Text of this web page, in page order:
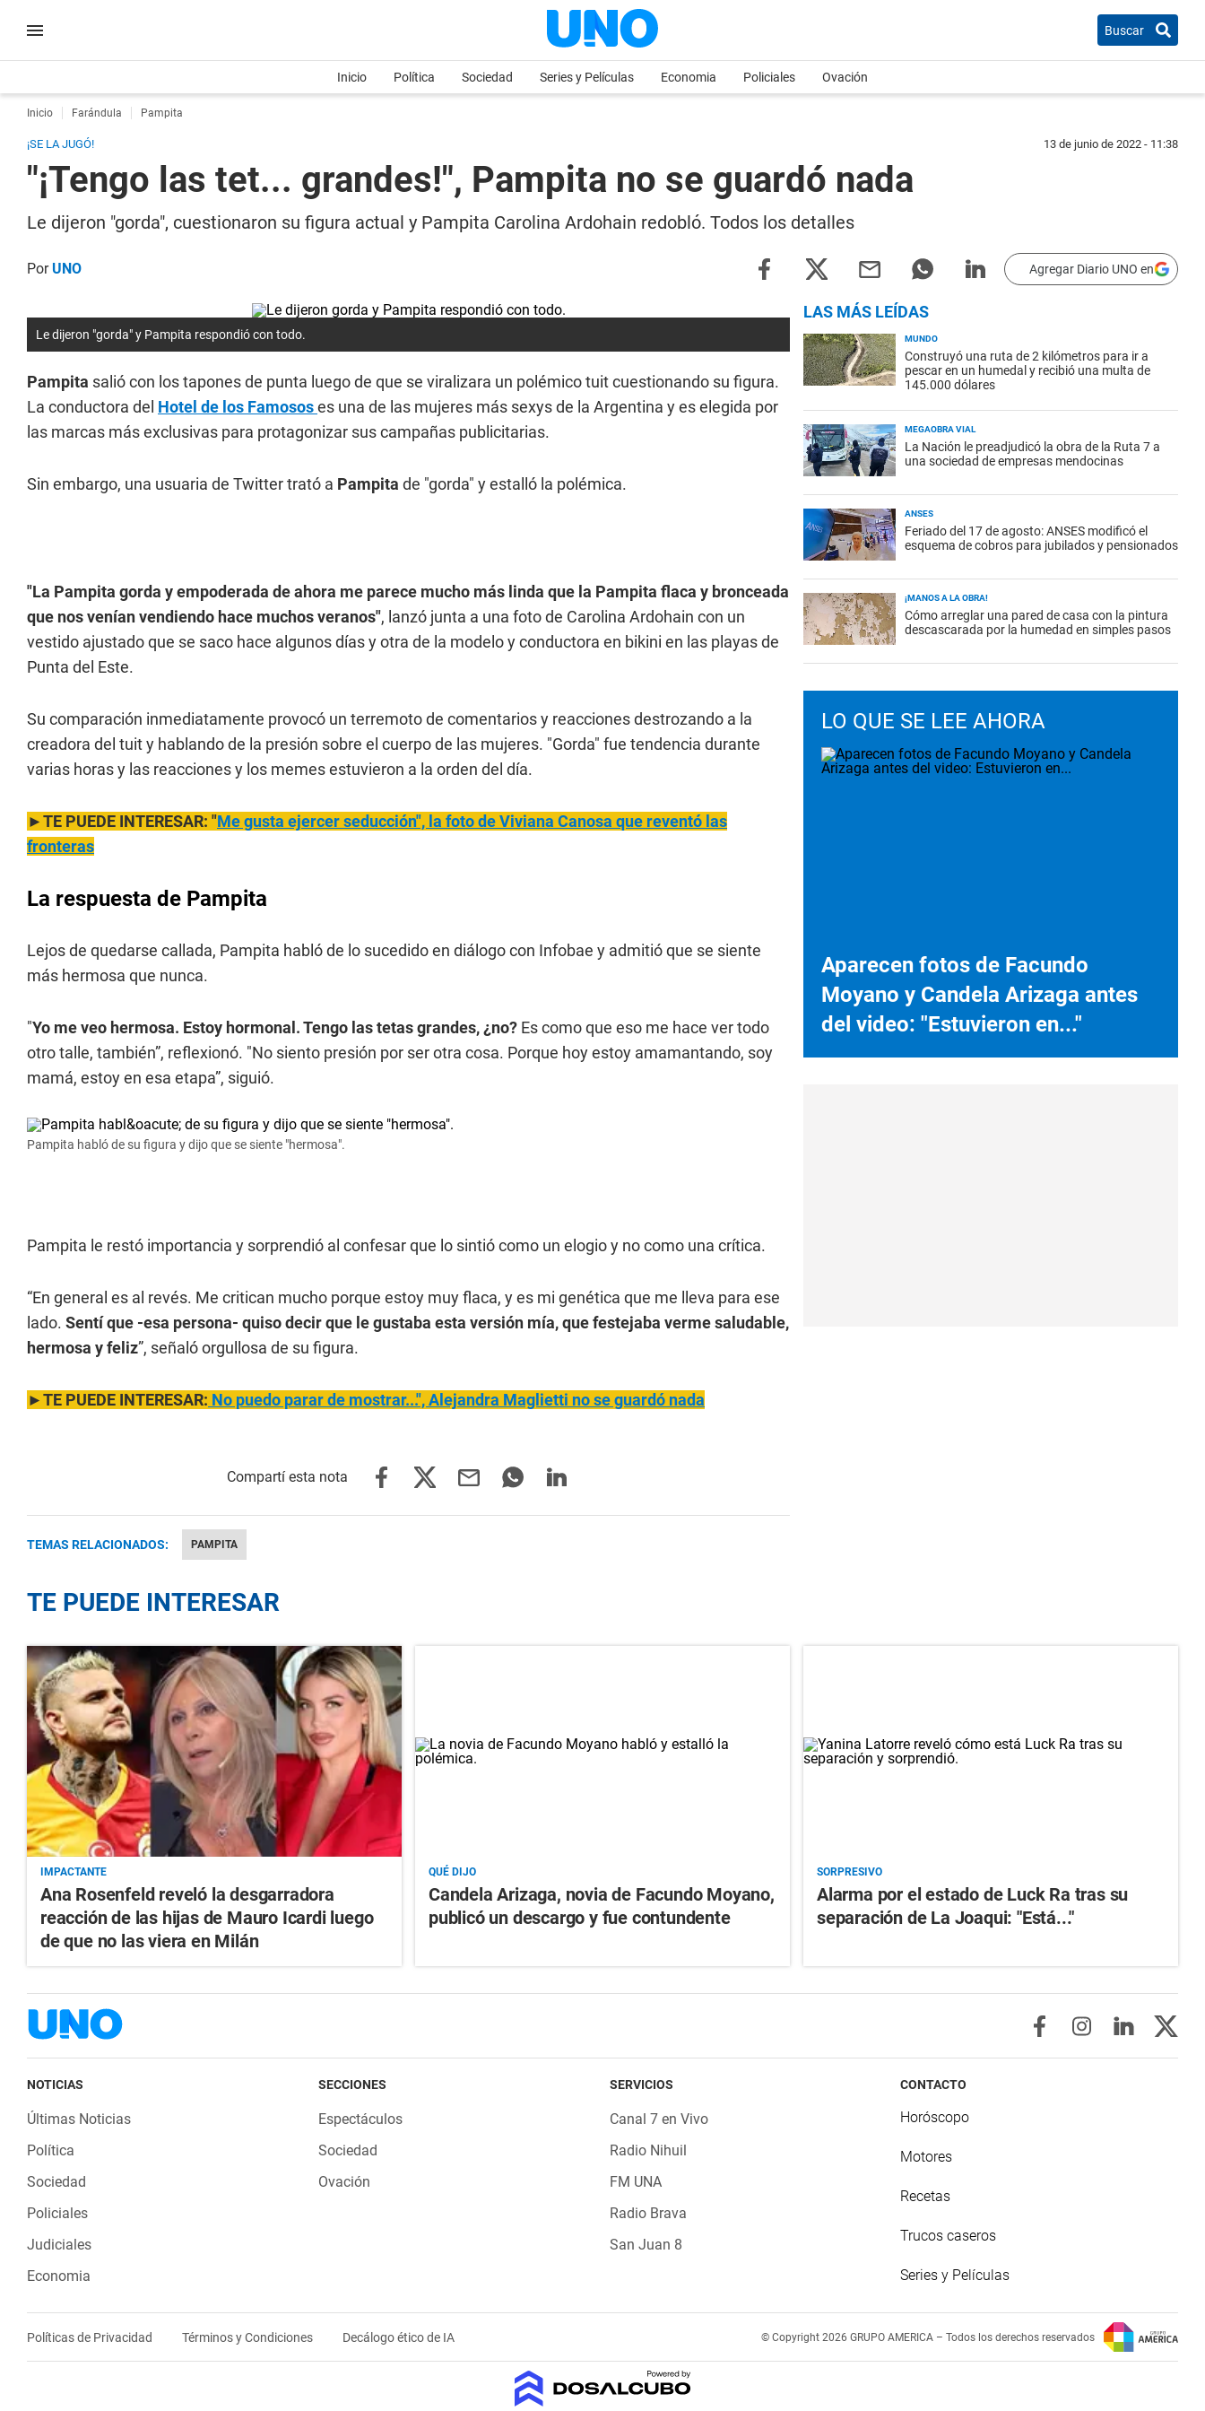
Buscar
Inicio Política Sociedad Series y Películas Economia Policiales Ovación
Inicio Farándula Pampita
¡SE LA JUGÓ! 13 de junio de 2022 - 11:38
"¡Tengo las tet... grandes!", Pampita no se guardó nada
Le dijeron "gorda", cuestionaron su figura actual y Pampita Carolina Ardohain redobló. Todos los detalles
PorUNO Agregar Diario UNO en
Le dijeron "gorda" y Pampita respondió con todo.
Pampita salió con los tapones de punta luego de que se viralizara un polémico tuit cuestionando su figura.
La conductora del Hotel de los Famososes una de las mujeres más sexys de la Argentina y es elegida por
las marcas más exclusivas para protagonizar sus campañas publicitarias.
Sin embargo, una usuaria de Twitter trató a Pampita de "gorda" y estalló la polémica.
"La Pampita gorda y empoderada de ahora me parece mucho más linda que la Pampita flaca y bronceada
que nos venían vendiendo hace muchos veranos", lanzó junta a una foto de Carolina Ardohain con un
vestido ajustado que se saco hace algunos días y otra de la modelo y conductora en bikini en las playas de
Punta del Este.
Su comparación inmediatamente provocó un terremoto de comentarios y reacciones destrozando a la
creadora del tuit y hablando de la presión sobre el cuerpo de las mujeres. "Gorda" fue tendencia durante
varias horas y las reacciones y los memes estuvieron a la orden del día.
►TE PUEDE INTERESAR: "Me gusta ejercer seducción", la foto de Viviana Canosa que reventó las
fronteras
La respuesta de Pampita
Lejos de quedarse callada, Pampita habló de lo sucedido en diálogo con Infobae y admitió que se siente
más hermosa que nunca.
"Yo me veo hermosa. Estoy hormonal. Tengo las tetas grandes, ¿no? Es como que eso me hace ver todo
otro talle, también”, reflexionó. "No siento presión por ser otra cosa. Porque hoy estoy amamantando, soy
mamá, estoy en esa etapa”, siguió.
Pampita habló de su figura y dijo que se siente "hermosa".
Pampita le restó importancia y sorprendió al confesar que lo sintió como un elogio y no como una crítica.
“En general es al revés. Me critican mucho porque estoy muy flaca, y es mi genética que me lleva para ese
lado. Sentí que -esa persona- quiso decir que le gustaba esta versión mía, que festejaba verme saludable,
hermosa y feliz”, señaló orgullosa de su figura.
►TE PUEDE INTERESAR: No puedo parar de mostrar...", Alejandra Maglietti no se guardó nada
TEMAS RELACIONADOS: PAMPITA
LAS MÁS LEÍDAS
MUNDO
Construyó una ruta de 2 kilómetros para ir a
pescar en un humedal y recibió una multa de
145.000 dólares
MEGAOBRA VIAL
La Nación le preadjudicó la obra de la Ruta 7 a
una sociedad de empresas mendocinas
ANSES
Feriado del 17 de agosto: ANSES modificó el
esquema de cobros para jubilados y pensionados
¡MANOS A LA OBRA!
Cómo arreglar una pared de casa con la pintura
descascarada por la humedad en simples pasos
LO QUE SE LEE AHORA
Aparecen fotos de Facundo
Moyano y Candela Arizaga antes
del video: "Estuvieron en..."
TE PUEDE INTERESAR
IMPACTANTE
Ana Rosenfeld reveló la desgarradora
reacción de las hijas de Mauro Icardi luego
de que no las viera en Milán
QUÉ DIJO
Candela Arizaga, novia de Facundo Moyano,
publicó un descargo y fue contundente
SORPRESIVO
Alarma por el estado de Luck Ra tras su
separación de La Joaqui: "Está..."
NOTICIAS
Últimas Noticias
Política
Sociedad
Policiales
Judiciales
Economia
SECCIONES
Espectáculos
Sociedad
Ovación
SERVICIOS
Canal 7 en Vivo
Radio Nihuil
FM UNA
Radio Brava
San Juan 8
CONTACTO
Horóscopo
Motores
Recetas
Trucos caseros
Series y Películas
Políticas de Privacidad Términos y Condiciones Decálogo ético de IA © Copyright 2026 GRUPO AMERICA – Todos los derechos reservados